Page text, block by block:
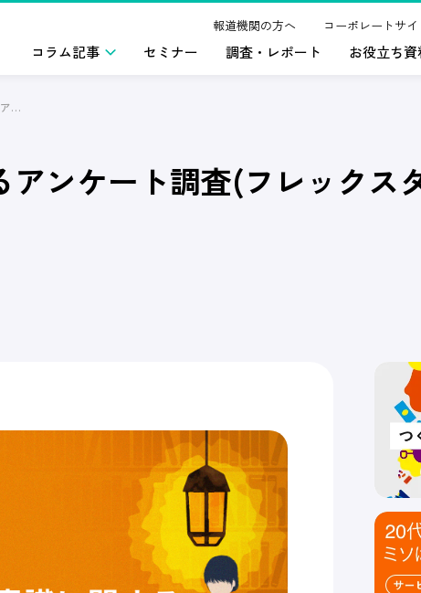
報道機関の方へ コーポレートサイ
コラム記事 セミナー 調査・レポート お役立ち資
20代の仕事観・転職意識に関するアンケート調査(フレックスタイム制)2023年7月版
ンケート調査(フレックス